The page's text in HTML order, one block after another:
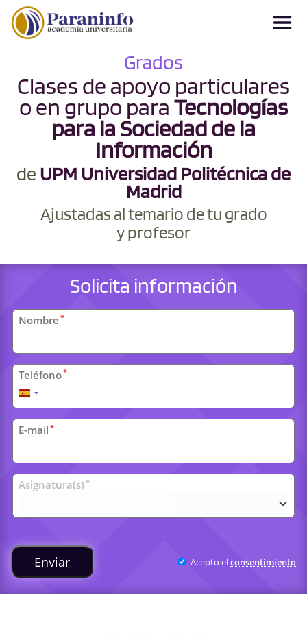
Grados
Clases de apoyo particulares
o en grupo para Tecnologías
para la Sociedad de la
Información
de UPM Universidad Politécnica de
Madrid
Ajustadas al temario de tu grado
y profesor
Solicita información
Datos
personales
Nombre *
Teléfono*
España
+34
E-mail *
Clases
universitarias
Asignatura(s) *
Enviar Acepto elconsentimiento